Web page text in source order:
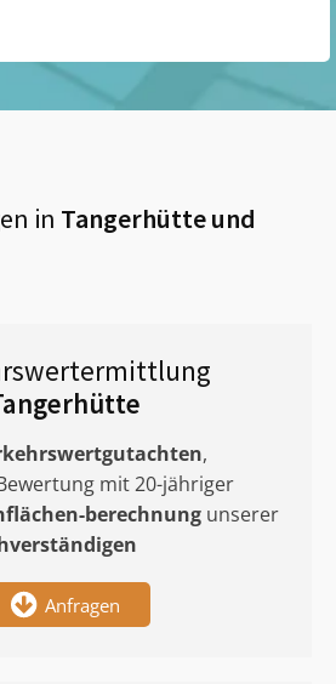
in Tangerhütteund
,
mit 20-jähriger
berechnung unserer
Anfragen